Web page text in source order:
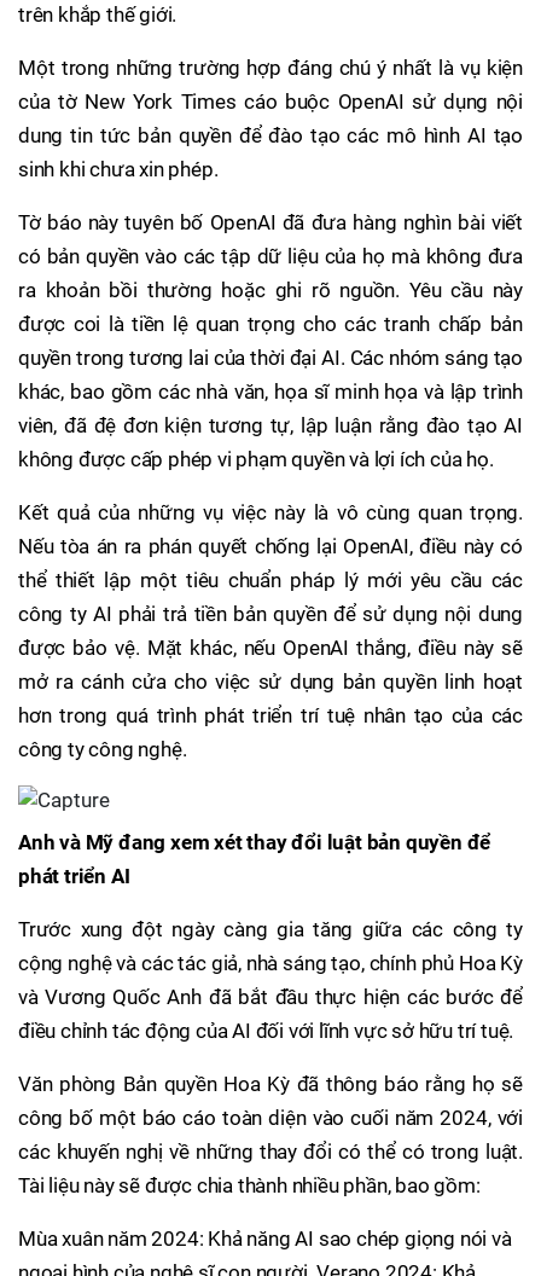
trên khắp thế giới.
Một trong những trường hợp đáng chú ý nhất là vụ kiện
của tờ New York Times cáo buộc OpenAI sử dụng nội
dung tin tức bản quyền để đào tạo các mô hình AI tạo
sinh khi chưa xin phép.
Tờ báo này tuyên bố OpenAI đã đưa hàng nghìn bài viết
có bản quyền vào các tập dữ liệu của họ mà không đưa
ra khoản bồi thường hoặc ghi rõ nguồn. Yêu cầu này
được coi là tiền lệ quan trọng cho các tranh chấp bản
quyền trong tương lai của thời đại AI. Các nhóm sáng tạo
khác, bao gồm các nhà văn, họa sĩ minh họa và lập trình
viên, đã đệ đơn kiện tương tự, lập luận rằng đào tạo AI
không được cấp phép vi phạm quyền và lợi ích của họ.
Kết quả của những vụ việc này là vô cùng quan trọng.
Nếu tòa án ra phán quyết chống lại OpenAI, điều này có
thể thiết lập một tiêu chuẩn pháp lý mới yêu cầu các
công ty AI phải trả tiền bản quyền để sử dụng nội dung
được bảo vệ. Mặt khác, nếu OpenAI thắng, điều này sẽ
mở ra cánh cửa cho việc sử dụng bản quyền linh hoạt
hơn trong quá trình phát triển trí tuệ nhân tạo của các
công ty công nghệ.
Anh và Mỹ đang xem xét thay đổi luật bản quyền để
phát triển AI
Trước xung đột ngày càng gia tăng giữa các công ty
cộng nghệ và các tác giả, nhà sáng tạo, chính phủ Hoa Kỳ
và Vương Quốc Anh đã bắt đầu thực hiện các bước để
điều chỉnh tác động của AI đối với lĩnh vực sở hữu trí tuệ.
Văn phòng Bản quyền Hoa Kỳ đã thông báo rằng họ sẽ
công bố một báo cáo toàn diện vào cuối năm 2024, với
các khuyến nghị về những thay đổi có thể có trong luật.
Tài liệu này sẽ được chia thành nhiều phần, bao gồm:
Mùa xuân năm 2024: Khả năng AI sao chép giọng nói và